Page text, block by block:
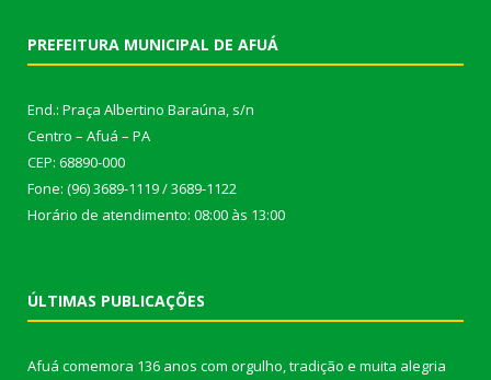
PREFEITURA MUNICIPAL DE AFUÁ
End.: Praça Albertino Baraúna, s/n
Centro – Afuá – PA
CEP: 68890-000
Fone: (96) 3689-1119 / 3689-1122
Horário de atendimento: 08:00 às 13:00
ÚLTIMAS PUBLICAÇÕES
Afuá comemora 136 anos com orgulho, tradição e muita alegria